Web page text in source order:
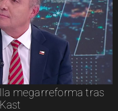
megarreforma tras